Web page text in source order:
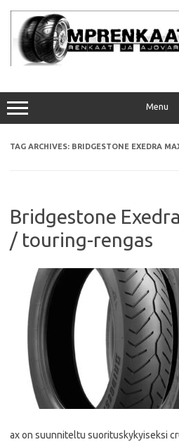
content
Menu
TAG ARCHIVES: BRIDGESTONE EXEDRA
Bridgestone
/ touring-rengas
ax on suunniteltu suorituskykyiseksi